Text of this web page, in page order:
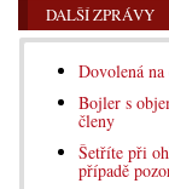
DALŠÍ ZPRÁVY
Dovolená
Bojler s
členy
Šetříte při
případě